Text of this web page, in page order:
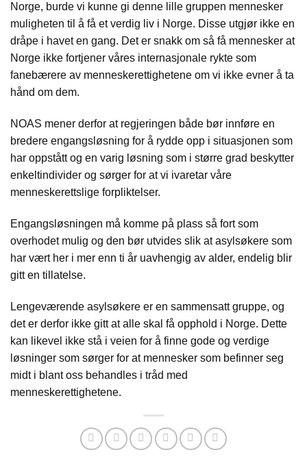
Norge, burde vi kunne gi denne lille gruppen mennesker
muligheten til å få et verdig liv i Norge. Disse utgjør ikke en
dråpe i havet en gang. Det er snakk om så få mennesker at
Norge ikke fortjener våres internasjonale rykte som
fanebærere av menneskerettighetene om vi ikke evner å ta
hånd om dem.
NOAS mener derfor at regjeringen både bør innføre en
bredere engangsløsning for å rydde opp i situasjonen som
har oppstått og en varig løsning som i større grad beskytter
enkeltindivider og sørger for at vi ivaretar våre
menneskerettslige forpliktelser.
Engangsløsningen må komme på plass så fort som
overhodet mulig og den bør utvides slik at asylsøkere som
har vært her i mer enn ti år uavhengig av alder, endelig blir
gitt en tillatelse.
Lengeværende asylsøkere er en sammensatt gruppe, og
det er derfor ikke gitt at alle skal få opphold i Norge. Dette
kan likevel ikke stå i veien for å finne gode og verdige
løsninger som sørger for at mennesker som befinner seg
midt i blant oss behandles i tråd med
menneskerettighetene.